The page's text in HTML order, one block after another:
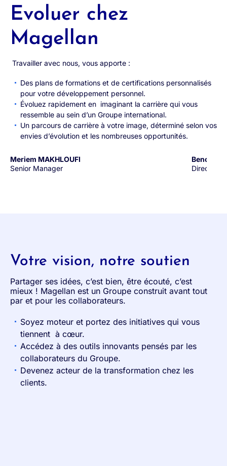
Evoluer chez
Magellan
Travailler avec nous, vous apporte :
Des plans de formations et de certifications personnalisés
pour votre développement personnel.
Évoluez rapidement en imaginant la carrière qui vous
ressemble au sein d’un Groupe international.
Un parcours de carrière à votre image, déterminé selon vos
envies d’évolution et les nombreuses opportunités.
Meriem MAKHLOUFI
Senior Manager
Benoît
Directeur
Votre vision, notre soutien
Partager ses idées, c’est bien, être écouté, c’est
mieux ! Magellan est un Groupe construit avant tout
par et pour les collaborateurs.
Soyez moteur et portez des initiatives qui vous
tiennent à cœur.
Accédez à des outils innovants pensés par les
collaborateurs du Groupe.
Devenez acteur de la transformation chez les
clients.